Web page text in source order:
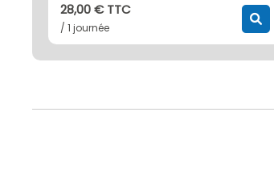
28,00 € TTC
/ 1 journée